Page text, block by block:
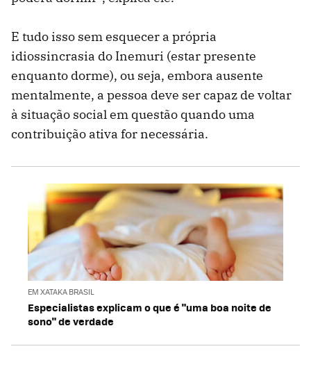
E tudo isso sem esquecer a própria
idiossincrasia do Inemuri (estar presente
enquanto dorme), ou seja, embora ausente
mentalmente, a pessoa deve ser capaz de voltar
à situação social em questão quando uma
contribuição ativa for necessária.
EM XATAKA BRASIL
Especialistas explicam o que é "uma boa noite de
sono" de verdade